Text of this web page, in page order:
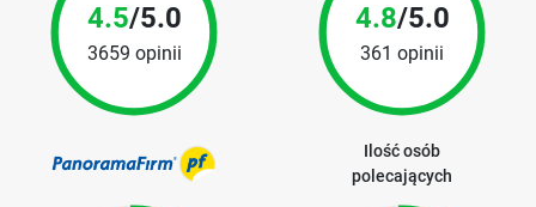
4.5/5.0
3659 opinii
4.8/5.0
361 opinii
Ilość osób
polecających